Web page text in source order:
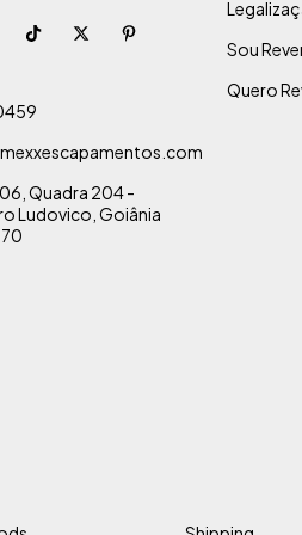
Quadra 204 -
Ludovico, Goiânia
Sou
Quero